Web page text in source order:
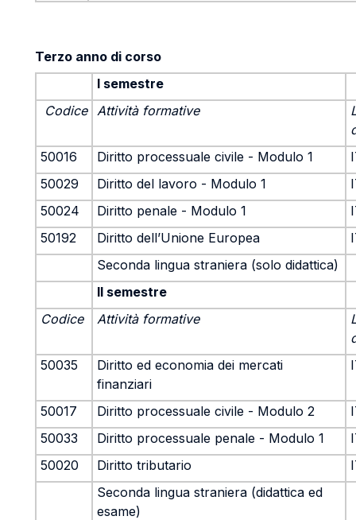
Terzo anno di corso
I semestre
Codice Attività formative
50016
Diritto processuale civile - Modulo 1
50029
Diritto del lavoro - Modulo 1
50024
Diritto penale - Modulo 1
50192
Diritto dell’Unione Europea
Seconda lingua straniera (solo didattica)
II semestre
Codice
Attività formative
50035
Diritto ed economia dei mercati
finanziari
50017 Diritto processuale civile - Modulo 2
50033
Diritto processuale penale - Modulo 1
50020
Diritto tributario
Seconda lingua straniera (didattica ed
esame)